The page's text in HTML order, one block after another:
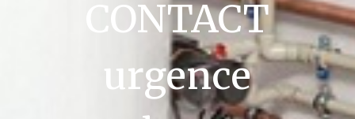
CONTACT
urgence